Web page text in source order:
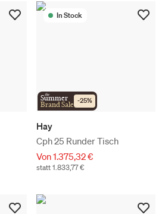
In Stock
the
Summer
Brand Sale -25%
Hay
Cph 25 Runder Tisch
Von 1.375,32 €
statt 1.833,77 €